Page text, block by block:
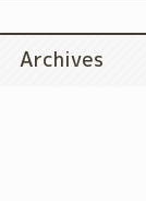
Archives